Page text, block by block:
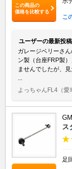
この商品の
価格を比較する
こ
ユーザーの最新投稿
ガレージベリーさ
ン製（台座FRP製
ませんでしたが、
よっちゃんFL4 （
ス
足